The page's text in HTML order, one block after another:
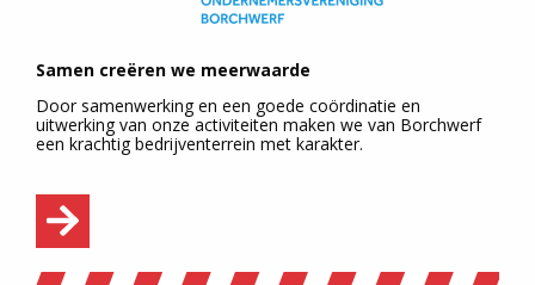
Samen creëren we meerwaarde
Door samenwerking en een goede coördinatie en
uitwerking van onze activiteiten maken we van Borchwerf
een krachtig bedrijventerrein met karakter.